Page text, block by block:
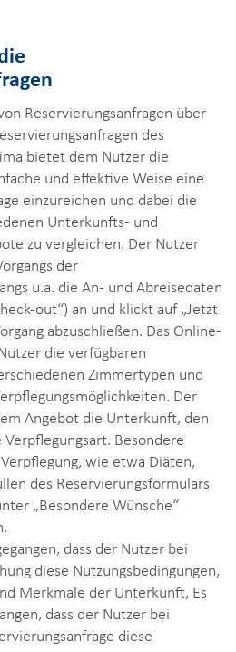
Reservierungsanfragen über
des
bietet dem Nutzer die
und effektive Weise eine
einzureichen und dabei die
Unterkunfts- und
zu vergleichen. Der Nutzer
der
u.a. die An- und Abreisedaten
out“) an und klickt auf „Jetzt
abzuschließen. Das Online-
die verfügbaren
Zimmertypen und
Der
Angebot die Unterkunft, den
Besondere
wie etwa Diäten,
des Reservierungsformulars
„Besondere Wünsche“
dass der Nutzer bei
diese Nutzungsbedingungen,
Merkmale der Unterkunft, Es
dass der Nutzer bei
diese